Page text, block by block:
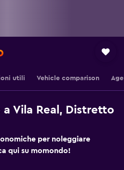
utili Vehicle comparison
Vila Real, Distretto
per noleggiare
qui su momondo!